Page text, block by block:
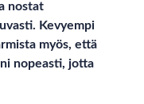
nostat
Kevyempi
myös, että
nopeasti, jotta